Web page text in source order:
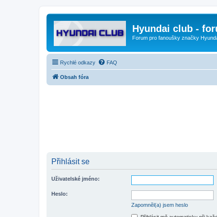
Hyundai club -
Forum pro fanoušky značky
Rychlé odkazy FAQ
Obsah fóra
Přihlásit se
Uživatelské jméno:
Heslo:
Zapomněl(a) jsem heslo